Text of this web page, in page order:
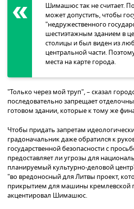
Шимашюс так не считает.
может допустить, чтобы
"недружественного
шестиэтажным зданием в
столицы и был виден из
центральной части.
места на карте города.
"Только через мой труп", – сказал
последовательно запрещает
готовом здании, которые к тому же
Чтобы придать запретам
градоначальник даже обратился к
государственной безопасности с
предоставляет ли угрозы для
планируемый культурно-деловой
"во вредоносный для Литвы проект,
прикрытием для машины кремлевской
акцентировал Шимашюс.